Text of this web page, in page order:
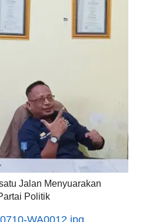
Jalan Menyuarakan
Politik